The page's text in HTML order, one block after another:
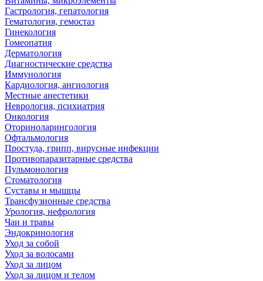
Гастрология, гепатология
Гематология, гемостаз
Гинекология
Гомеопатия
Дерматология
Диагностические средства
Иммунология
Кардиология, ангиология
Местные анестетики
Неврология, психиатрия
Онкология
Оториноларингология
Офтальмология
Простуда, грипп, вирусные инфекции
Противопаразитарные средства
Пульмонология
Стоматология
Суставы и мышцы
Трансфузионные средства
Урология, нефрология
Чаи и травы
Эндокринология
Уход за собой
Уход за волосами
Уход за лицом
Уход за лицом и телом